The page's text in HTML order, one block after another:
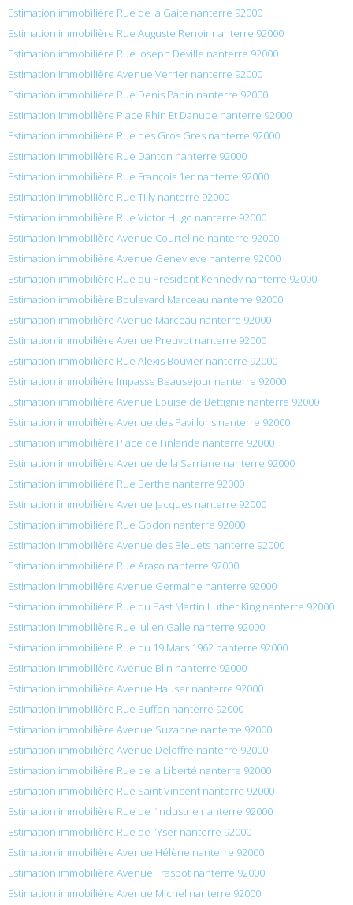
Estimation immobilière Rue de la Gaite nanterre 92000
Estimation immobilière Rue Auguste Renoir nanterre 92000
Estimation immobilière Rue Joseph Deville nanterre 92000
Estimation immobilière Avenue Verrier nanterre 92000
Estimation immobilière Rue Denis Papin nanterre 92000
Estimation immobilière Place Rhin Et Danube nanterre 92000
Estimation immobilière Rue des Gros Gres nanterre 92000
Estimation immobilière Rue Danton nanterre 92000
Estimation immobilière Rue François 1er nanterre 92000
Estimation immobilière Rue Tilly nanterre 92000
Estimation immobilière Rue Victor Hugo nanterre 92000
Estimation immobilière Avenue Courteline nanterre 92000
Estimation immobilière Avenue Genevieve nanterre 92000
Estimation immobilière Rue du President Kennedy nanterre 92000
Estimation immobilière Boulevard Marceau nanterre 92000
Estimation immobilière Avenue Marceau nanterre 92000
Estimation immobilière Avenue Preuvot nanterre 92000
Estimation immobilière Rue Alexis Bouvier nanterre 92000
Estimation immobilière Impasse Beausejour nanterre 92000
Estimation immobilière Avenue Louise de Bettignie nanterre 92000
Estimation immobilière Avenue des Pavillons nanterre 92000
Estimation immobilière Place de Finlande nanterre 92000
Estimation immobilière Avenue de la Sarriane nanterre 92000
Estimation immobilière Rue Berthe nanterre 92000
Estimation immobilière Avenue Jacques nanterre 92000
Estimation immobilière Rue Godon nanterre 92000
Estimation immobilière Avenue des Bleuets nanterre 92000
Estimation immobilière Rue Arago nanterre 92000
Estimation immobilière Avenue Germaine nanterre 92000
Estimation immobilière Rue du Past Martin Luther King nanterre 92000
Estimation immobilière Rue Julien Galle nanterre 92000
Estimation immobilière Rue du 19 Mars 1962 nanterre 92000
Estimation immobilière Avenue Blin nanterre 92000
Estimation immobilière Avenue Hauser nanterre 92000
Estimation immobilière Rue Buffon nanterre 92000
Estimation immobilière Avenue Suzanne nanterre 92000
Estimation immobilière Avenue Deloffre nanterre 92000
Estimation immobilière Rue de la Liberté nanterre 92000
Estimation immobilière Rue Saint Vincent nanterre 92000
Estimation immobilière Rue de l’Industrie nanterre 92000
Estimation immobilière Rue de l’Yser nanterre 92000
Estimation immobilière Avenue Hélène nanterre 92000
Estimation immobilière Avenue Trasbot nanterre 92000
Estimation immobilière Avenue Michel nanterre 92000